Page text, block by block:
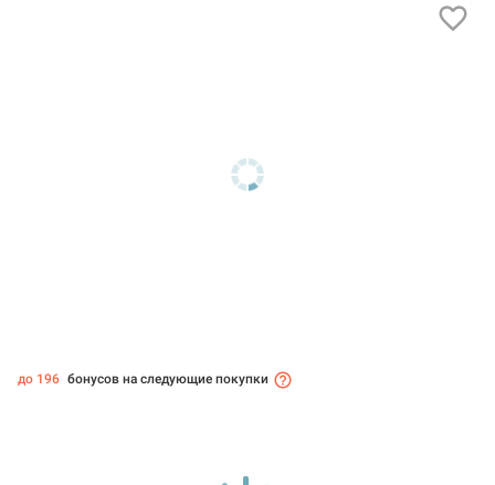
до 196 бонусов на следующие покупки